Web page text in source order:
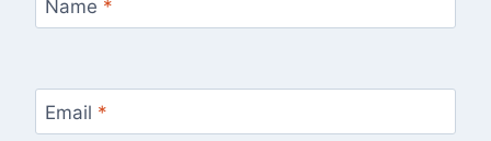
Name *
Email *